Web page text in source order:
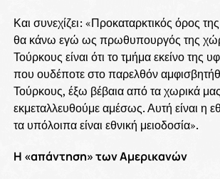
Και συνεχίζει: «Προκαταρκτικός όρος
θα κάνω εγώ ως πρωθυπουργός της
Τούρκους είναι ότι το τμήμα εκείνο της
που ουδέποτε στο παρελθόν
Τούρκους, έξω βέβαια από τα χωρικά
εκμεταλλευθούμε αμέσως. Αυτή είναι η
τα υπόλοιπα είναι εθνική μειοδοσία».
Η «απάντηση» των Αμερικανών